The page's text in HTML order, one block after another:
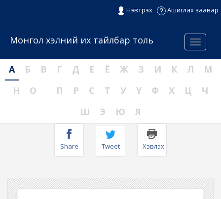
Нэвтрэх Ашиглах заавар
Menu
Монгол хэлний их тайлбар толь
А Б В Г Д Е Ё Ж З И К Л
М
Н
О П Р С Т У Ү Ф Х Ц
Ч
Ш
Э Ю Я
Share Tweet Хэвлэх